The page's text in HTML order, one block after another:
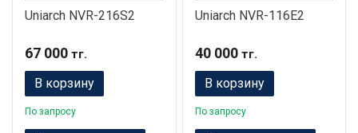
Uniarch NVR-216S2
67 000 тг.
В корзину
По запросу
Uniarch NVR-116E2
40 000тг.
В корзину
По запросу